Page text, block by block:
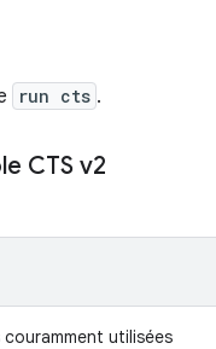
run cts .
CTS v2
utilisées